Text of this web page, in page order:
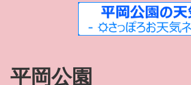
平岡公園